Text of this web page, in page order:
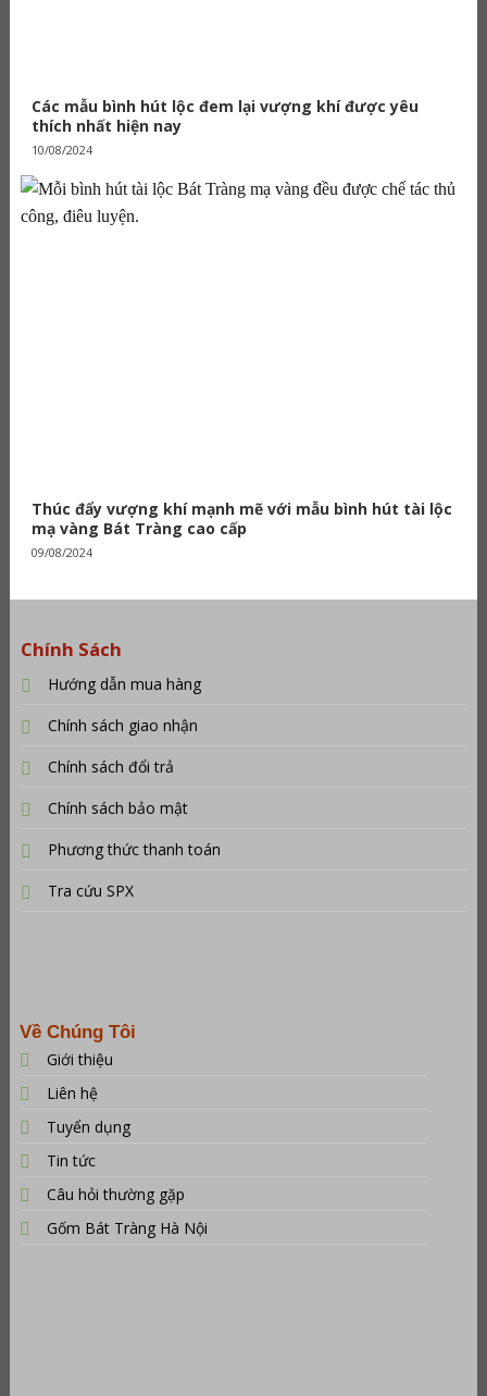
Các mẫu bình hút lộc đem lại vượng khí được yêu
thích nhất hiện nay
10/08/2024
Thúc đẩy vượng khí mạnh mẽ với mẫu bình hút tài lộc
mạ vàng Bát Tràng cao cấp
09/08/2024
Chính Sách
Hướng dẫn mua hàng
Chính sách giao nhận
Chính sách đổi trả
Chính sách bảo mật
Phương thức thanh toán
Tra cứu SPX
Về Chúng Tôi
Giới thiệu
Liên hệ
Tuyển dụng
Tin tức
Câu hỏi thường gặp
Gốm Bát Tràng Hà Nội